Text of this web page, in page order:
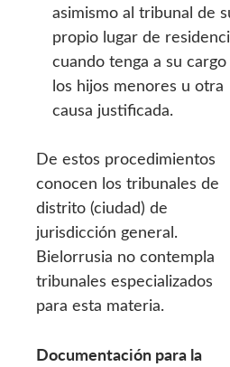
asimismo al tribunal de
propio lugar de
cuando tenga a su cargo
los hijos menores u otra
causa justificada.
De estos procedimientos
conocen los tribunales de
distrito (ciudad) de
jurisdicción general.
Bielorrusia no contempla
tribunales especializados
para esta materia.
Documentación para la